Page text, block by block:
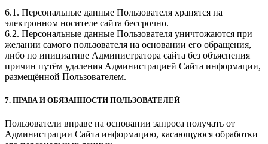
6.1. Персональные данные Пользователя хранятся на
электронном носителе сайта бессрочно.
6.2. Персональные данные Пользователя уничтожаются при
желании самого пользователя на основании его обращения,
либо по инициативе Администратора сайта без объяснения
причин путём удаления Администрацией Сайта информации,
размещённой Пользователем.
7. ПРАВА И ОБЯЗАННОСТИ ПОЛЬЗОВАТЕЛЕЙ
Пользователи вправе на основании запроса получать от
Администрации Сайта информацию, касающуюся обработки